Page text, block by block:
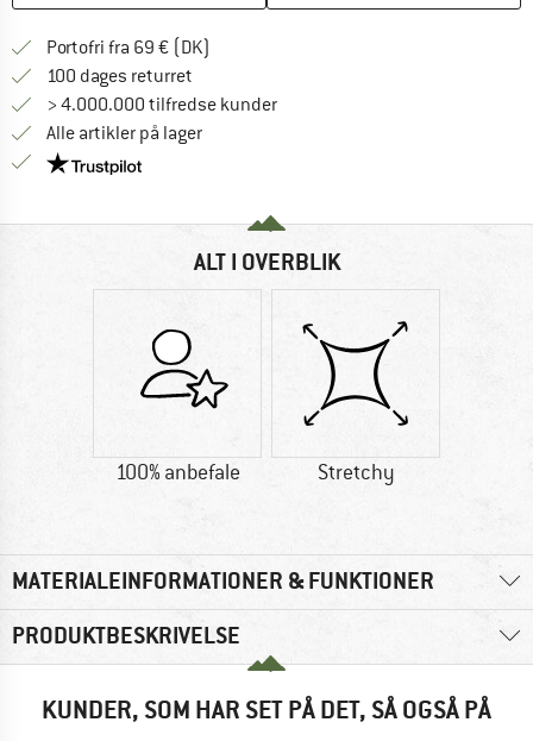
Portofri fra 69 € (DK)
100 dages returret
> 4.000.000 tilfredse kunder
Alle artikler på lager
Vi er Trustpilot-certificeret - oplysningerne får du
ALT I OVERBLIK
100% anbefale Stretchy
MATERIALEINFORMATIONER & FUNKTIONER
PRODUKTBESKRIVELSE
KUNDER, SOM HAR SET PÅ DET, SÅ OGSÅ PÅ